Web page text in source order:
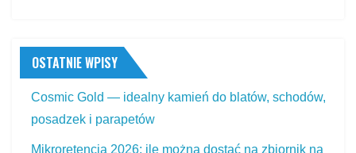
OSTATNIE WPISY
Cosmic Gold — idealny kamień do blatów, schodów,
posadzek i parapetów
Mikroretencja 2026: ile można dostać na zbiornik na